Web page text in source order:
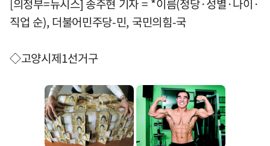
[의정부=뉴시스] 송주현 기자 = *이름(정당·성별·나이·
직업 순), 더불어민주당-민, 국민의힘-국
◇고양시제1선거구